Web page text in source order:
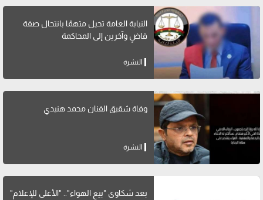
النيابة العامة تحيل متهمًا بانتحال صفة
قاضٍ وآخرين إلى المحاكمة
النشرة
وفاة شقيق الفنان محمد هنيدي
النشرة
بعد شكاوى "بيع الهواء".. "الأعلى للإعلام"